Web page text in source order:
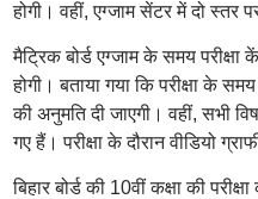
होगी। वहीं, एग्जाम सेंटर में दो स्तर
मैट्रिक बोर्ड एग्जाम के समय
होगी। बताया गया कि परीक्षा के
की अनुमति दी जाएगी। वहीं, सभी
गए हैं। परीक्षा के दौरान वीडियो
बिहार बोर्ड की 10वीं कक्षा की